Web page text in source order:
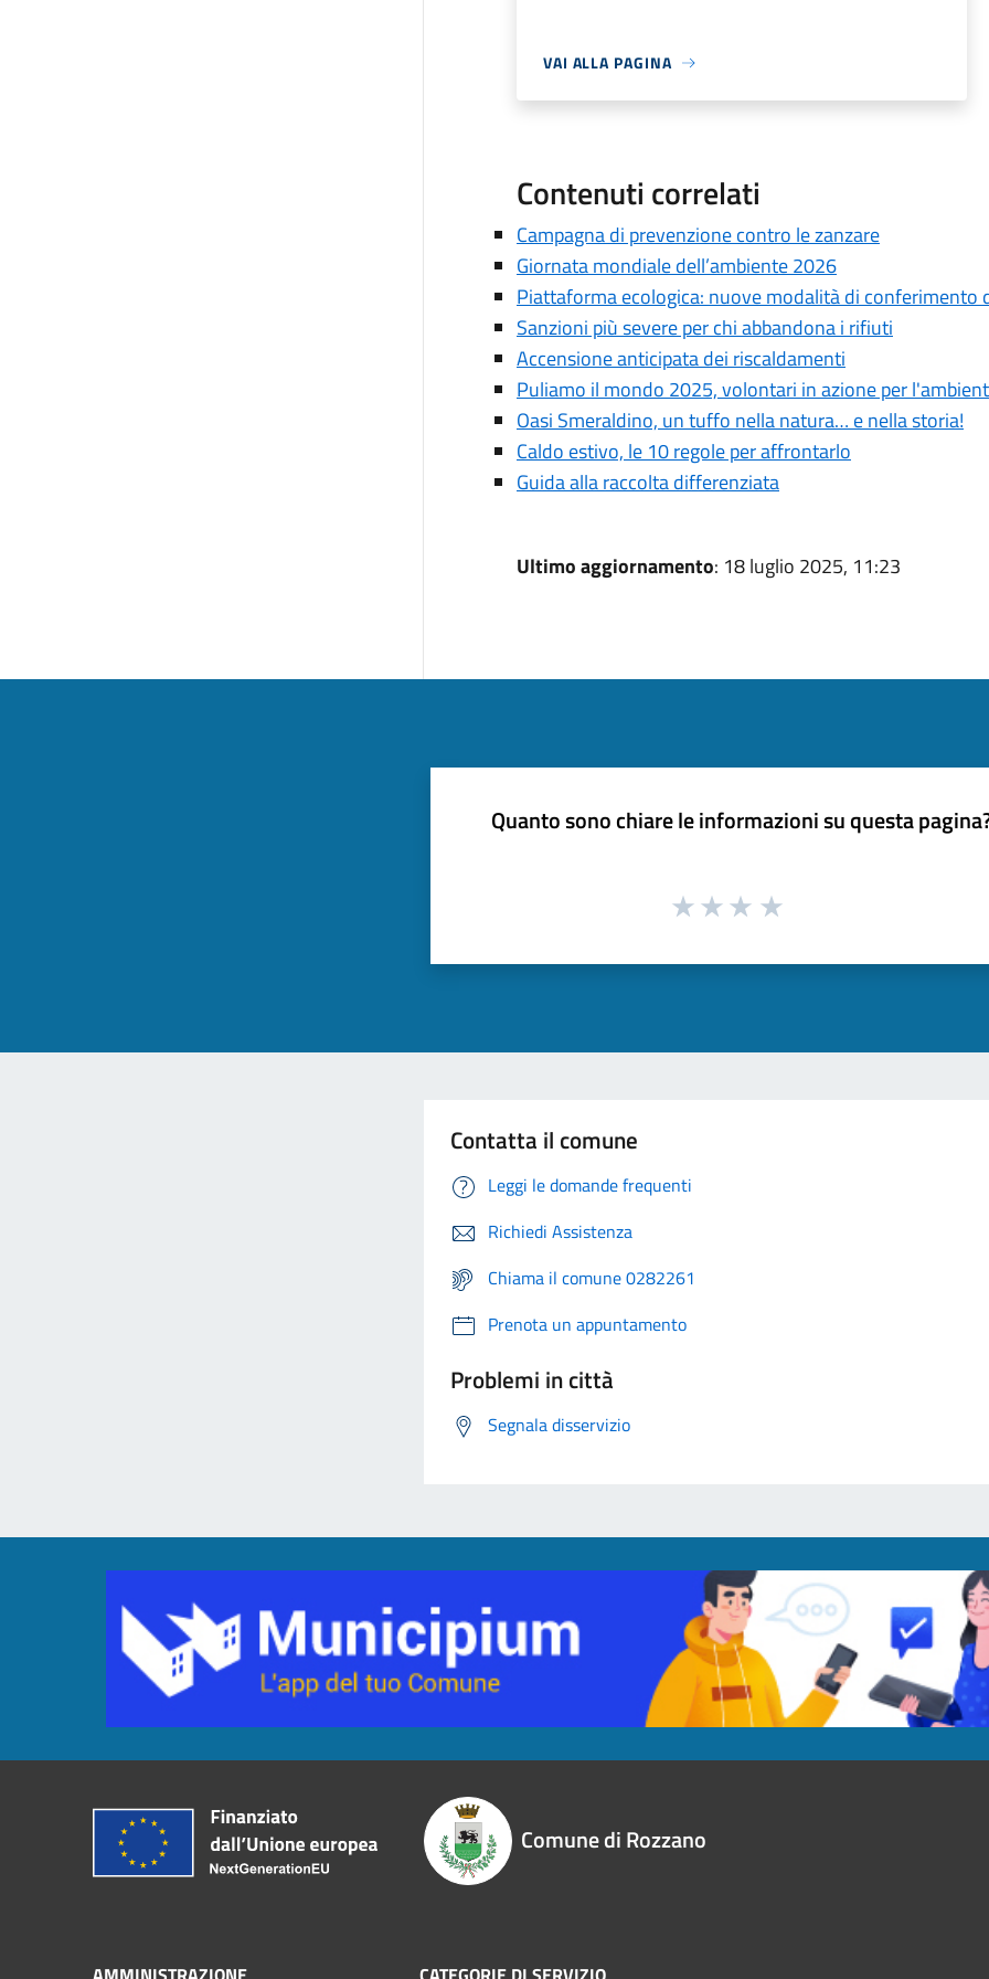
VAI ALLA PAGINA
Contenuti correlati
Campagna di prevenzione contro le zanzare
Giornata mondiale dell’ambiente 2026
Piattaforma ecologica: nuove modalità di conferimento
Sanzioni più severe per chi abbandona i rifiuti
Accensione anticipata dei riscaldamenti
Puliamo il mondo 2025, volontari in azione per
Oasi Smeraldino, un tuffo nella natura… e nella storia!
Caldo estivo, le 10 regole per affrontarlo
Guida alla raccolta differenziata
Ultimo aggiornamento: 18 luglio 2025, 11:23
Quanto sono chiare le informazioni su questa
Contatta il comune
Leggi le domande frequenti
Richiedi Assistenza
Chiama il comune 0282261
Prenota un appuntamento
Problemi in città
Segnala disservizio
Comune di Rozzano